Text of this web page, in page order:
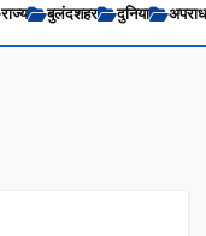
राज्य बुलंदशहर दुनिया अपराध